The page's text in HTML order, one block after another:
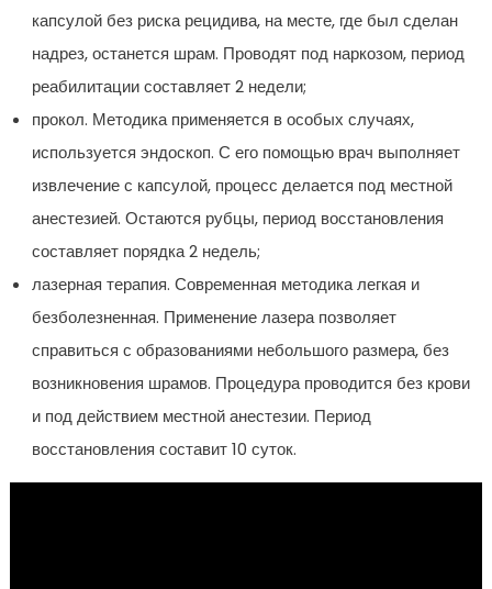
капсулой без риска рецидива, на месте, где был сделан
надрез, останется шрам. Проводят под наркозом, период
реабилитации составляет 2 недели;
прокол. Методика применяется в особых случаях,
используется эндоскоп. С его помощью врач выполняет
извлечение с капсулой, процесс делается под местной
анестезией. Остаются рубцы, период восстановления
составляет порядка 2 недель;
лазерная терапия. Современная методика легкая и
безболезненная. Применение лазера позволяет
справиться с образованиями небольшого размера, без
возникновения шрамов. Процедура проводится без крови
и под действием местной анестезии. Период
восстановления составит 10 суток.